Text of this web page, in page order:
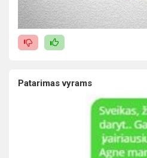
Patarimas vyrams